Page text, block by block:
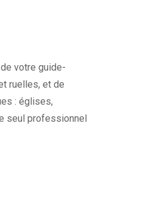
votre guide-
ruelles, et de
: églises,
seul professionnel